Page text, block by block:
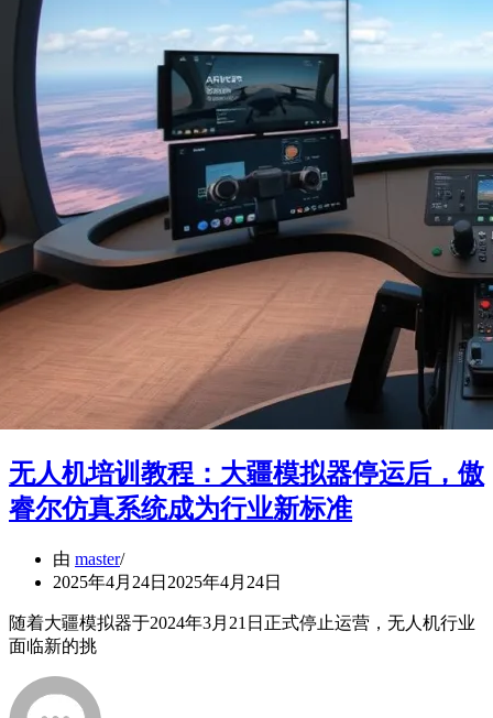
无人机培训教程：大疆模拟器停运后，傲
睿尔仿真系统成为行业新标准
由 master
2025年4月24日 2025年4月24日
随着大疆模拟器于2024年3月21日正式停止运营，无人机行业
面临新的挑